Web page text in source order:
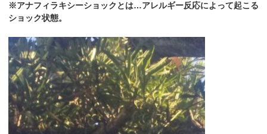
※アナフィラキシーショックとは…アレルギー反応によって起こる
ショック状態。